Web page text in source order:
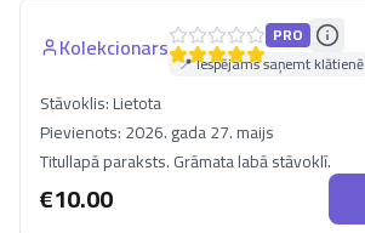
Kolekcionars
PRO
📍 Iespējams saņemt klātienē
Stāvoklis:Lietota
Pievienots:2026. gada 27. maijs
Titullapā paraksts. Grāmata labā stāvoklī.
€10.00